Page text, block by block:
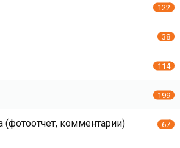
122
38
114
199
(фотоотчет, комментарии) 67